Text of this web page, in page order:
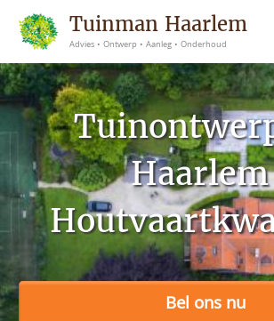
Tuinman Haarlem
Advies • Ontwerp • Aanleg • Onderhoud
Haarlem
Bel ons nu